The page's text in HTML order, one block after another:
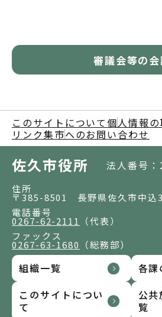
審議会等の会
このサイトについて 個人情報
リンク集市へのお問い合わせ
佐久市役所 法人番号
住所
〒385-8501 長野県佐久市中込
電話番号
0267-62-2111
（代表）
ファックス
0267-63-1680 （総務部）
組織一覧
各課
このサイトについ
て
公
覧